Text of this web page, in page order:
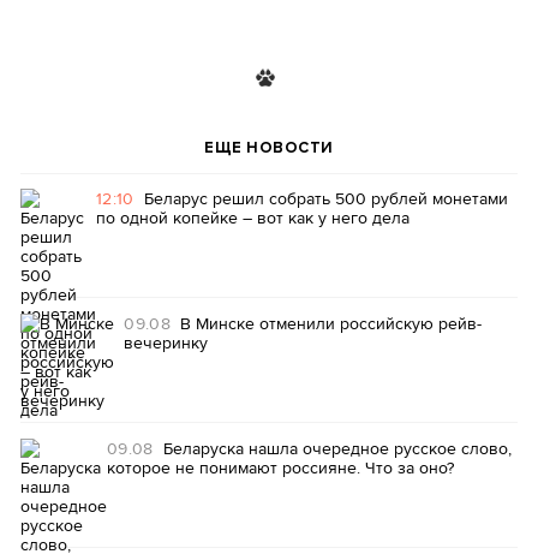
ЕЩЕ НОВОСТИ
12:10 Беларус решил собрать 500 рублей монетами
по одной копейке – вот как у него дела
09.08 В Минске отменили российскую рейв-
вечеринку
09.08 Беларуска нашла очередное русское слово,
которое не понимают россияне. Что за оно?